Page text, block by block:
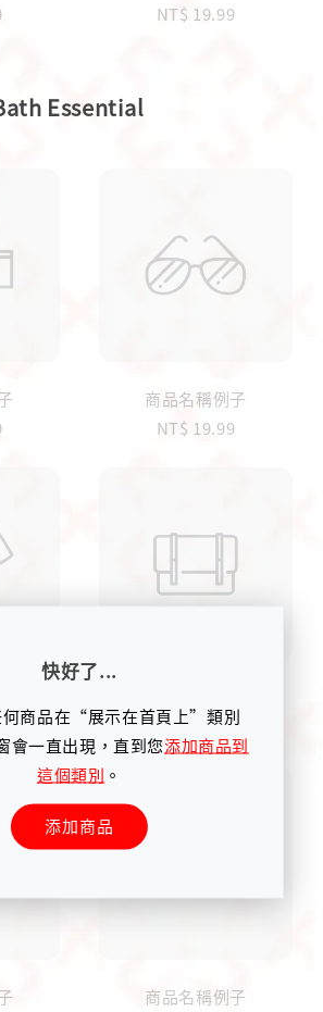
NT$ 19.99
Essential
商品名稱例子
NT$ 19.99
NT$ 19.99
商品名稱例子
快好了...
何商品在“展示在首頁上”類別
會一直出現，直到您添加商品到
這個類別 。
添加商品